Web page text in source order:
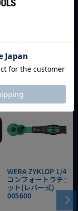
¥6,545
WERA ZYKLOP 1/4"
コンフォートラチェ
ット(レバー式)
005600